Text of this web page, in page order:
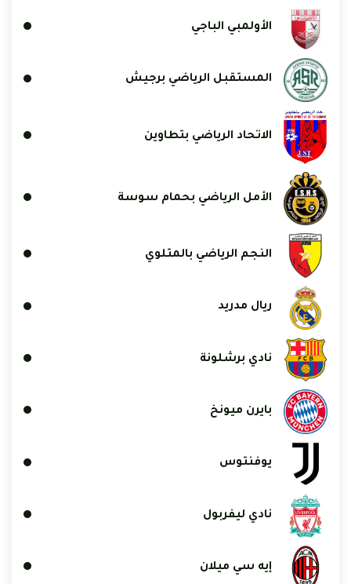
الأولمبي الباجي
المستقبل الرياضي برجيش
الاتحاد الرياضي بتطاوين
الأمل الرياضي بحمام سوسة
النجم الرياضي بالمتلوي
ريال مدريد
نادي برشلونة
بايرن ميونخ
يوفنتوس
نادي ليفربول
إيه سي ميلان